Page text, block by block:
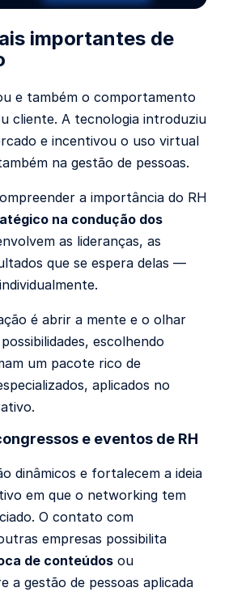
importantes de
e também o comportamento
cliente. A tecnologia introduziu
e incentivou o uso virtual
na gestão de pessoas.
a importância do RH
na condução dos
as lideranças, as
que se espera delas —
é abrir a mente e o olhar
escolhendo
um pacote rico de
aplicados no
e eventos de RH
dinâmicos e fortalecem a ideia
em que o networking tem
O contato com
empresas possibilita
de conteúdos ou
a gestão de pessoas aplicada